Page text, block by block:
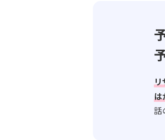
は
話